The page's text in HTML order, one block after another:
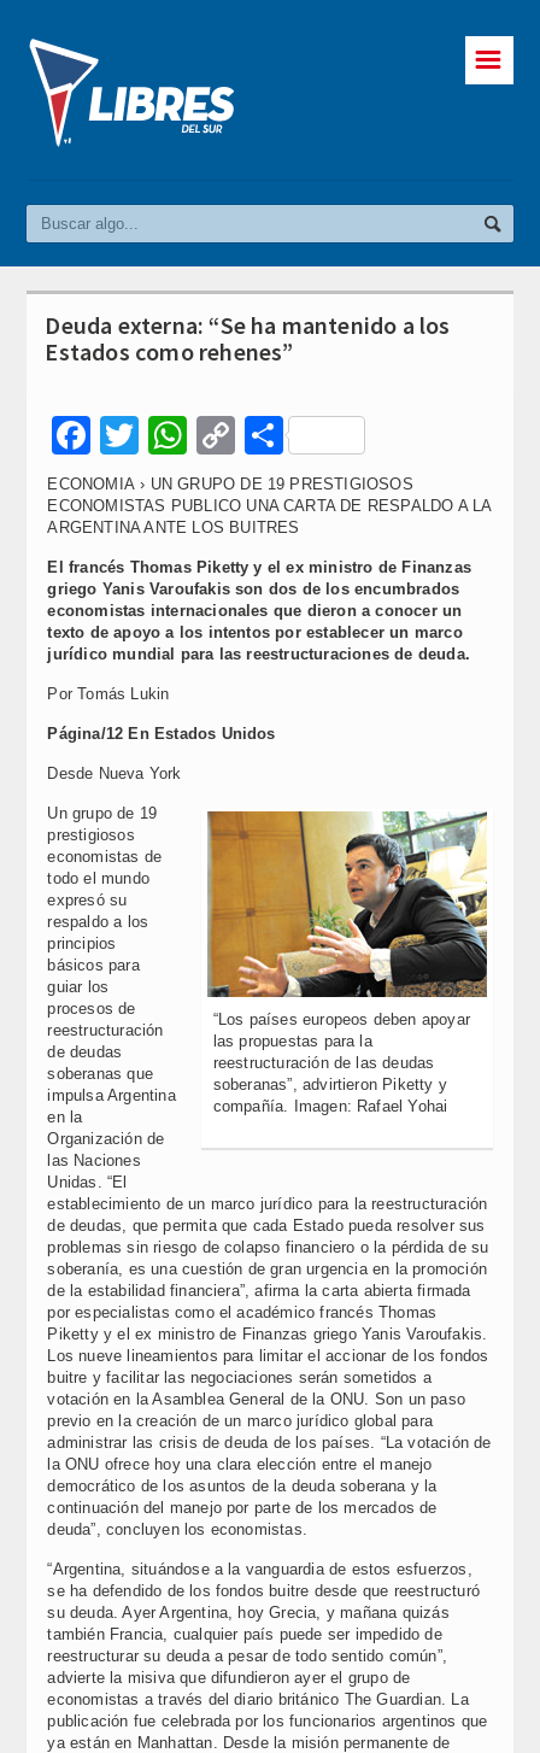
☰
Deuda externa: “Se ha mantenido a los
Estados como rehenes”
Facebook
Twitter
WhatsApp
Copy
Link
Compartir
ECONOMIA › UN GRUPO DE 19 PRESTIGIOSOS
ECONOMISTAS PUBLICO UNA CARTA DE RESPALDO A LA
ARGENTINA ANTE LOS BUITRES
El francés Thomas Piketty y el ex ministro de Finanzas
griego Yanis Varoufakis son dos de los encumbrados
economistas internacionales que dieron a conocer un
texto de apoyo a los intentos por establecer un marco
jurídico mundial para las reestructuraciones de deuda.
Por Tomás Lukin
Página/12 En Estados Unidos
Desde Nueva York
“Los países europeos deben apoyar
las propuestas para la
reestructuración de las deudas
soberanas”, advirtieron Piketty y
compañía. Imagen: Rafael Yohai
Un grupo de 19
prestigiosos
economistas de
todo el mundo
expresó su
respaldo a los
principios
básicos para
guiar los
procesos de
reestructuración
de deudas
soberanas que
impulsa Argentina
en la
Organización de
las Naciones
Unidas. “El
establecimiento de un marco jurídico para la reestructuración
de deudas, que permita que cada Estado pueda resolver sus
problemas sin riesgo de colapso financiero o la pérdida de su
soberanía, es una cuestión de gran urgencia en la promoción
de la estabilidad financiera”, afirma la carta abierta firmada
por especialistas como el académico francés Thomas
Piketty y el ex ministro de Finanzas griego Yanis Varoufakis.
Los nueve lineamientos para limitar el accionar de los fondos
buitre y facilitar las negociaciones serán sometidos a
votación en la Asamblea General de la ONU. Son un paso
previo en la creación de un marco jurídico global para
administrar las crisis de deuda de los países. “La votación de
la ONU ofrece hoy una clara elección entre el manejo
democrático de los asuntos de la deuda soberana y la
continuación del manejo por parte de los mercados de
deuda”, concluyen los economistas.
“Argentina, situándose a la vanguardia de estos esfuerzos,
se ha defendido de los fondos buitre desde que reestructuró
su deuda. Ayer Argentina, hoy Grecia, y mañana quizás
también Francia, cualquier país puede ser impedido de
reestructurar su deuda a pesar de todo sentido común”,
advierte la misiva que difundieron ayer el grupo de
economistas a través del diario británico The Guardian. La
publicación fue celebrada por los funcionarios argentinos que
ya están en Manhattan. Desde la misión permanente de